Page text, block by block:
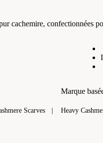
cachemire, confectionnées
Marque
Scarves Heavy